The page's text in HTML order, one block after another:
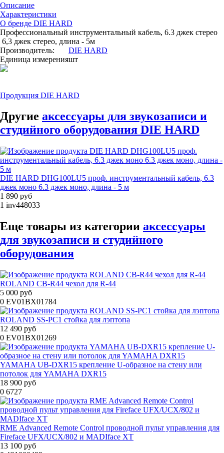
Описание
Характеристики
О бренде DIE HARD
Профессиональный инструментальный кабель, 6.3 джек стерео
6,3 джек стерео, длина - 5м
Производитель:
DIE HARD
Единица измеренияшт
Продукция DIE HARD
Другие аксессуары для звукозаписи и
студийного оборудования DIE HARD
DIE HARD DHG100LU5 проф. инструментальный кабель, 6.3
джек моно 6.3 джек моно, длина - 5 м
1 890 руб
1 inv448033
Еще товары из категории аксессуары
для звукозаписи и студийного
оборудования
ROLAND CB-R44 чехол для R-44
5 000 руб
0 EV01BX01784
ROLAND SS-PC1 стойка для лэптопа
12 490 руб
0 EV01BX01269
YAMAHA UB-DXR15 крепление U-образное на стену или
потолок для YAMAHA DXR15
18 900 руб
0 6727
RME Advanced Remote Control проводной пульт управления для
Fireface UFX/UCX/802 и MADIface XT
13 100 руб